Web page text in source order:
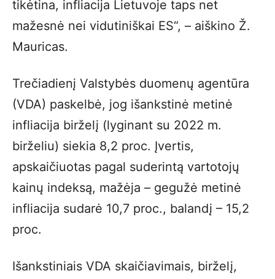
tikėtina, infliacija Lietuvoje taps net
mažesnė nei vidutiniškai ES“, – aiškino Ž.
Mauricas.
Trečiadienį Valstybės duomenų agentūra
(VDA) paskelbė, jog išankstinė metinė
infliacija birželį (lyginant su 2022 m.
birželiu) siekia 8,2 proc. Įvertis,
apskaičiuotas pagal suderintą vartotojų
kainų indeksą, mažėja – gegužė metinė
infliacija sudarė 10,7 proc., balandį – 15,2
proc.
Išankstiniais VDA skaičiavimais, birželį,